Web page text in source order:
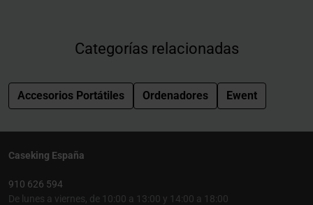
Categorías relacionadas
Accesorios Portátiles Ordenadores Ewent
Caseking España
910 626 594
De lunes a viernes, de 10:00 a 13:00 y 14:00 a 18:00